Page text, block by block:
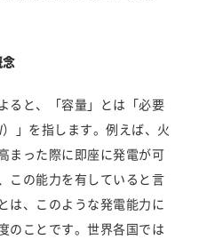
ると、「容量」とは「必要
」を指します。例えば、火
まった際に即座に発電が可
この能力を有していると言
は、このような発電能力に
のことです。世界各国では